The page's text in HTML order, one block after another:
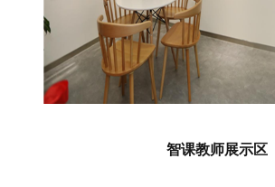
智课教师展示区